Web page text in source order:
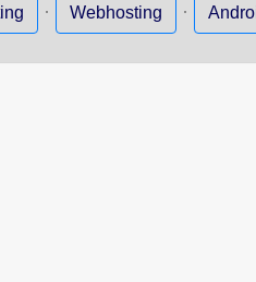
· Webhosting ·